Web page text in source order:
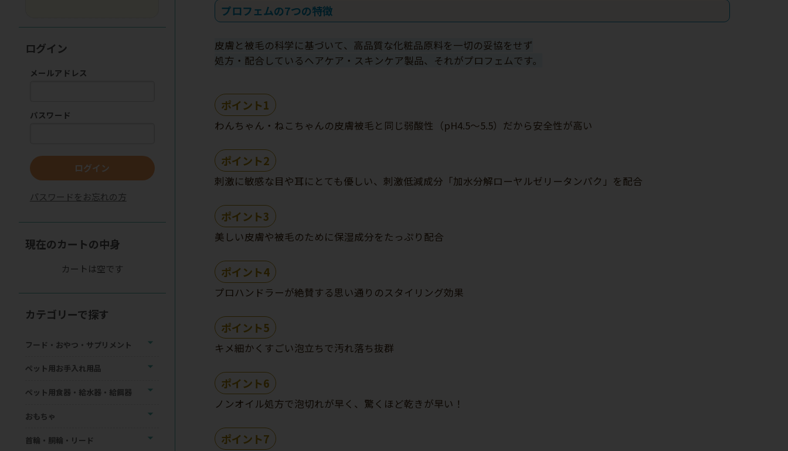
プロフェムの7つの特徴
皮膚と被毛の科学に基づいて、高品質な化粧品原料を一切の妥協をせず
処方・配合しているヘアケア・スキンケア製品、それがプロフェムです。
ポイント1
わんちゃん・ねこちゃんの皮膚被毛と同じ弱酸性（pH4.5～5.5）だから安全性が高い
ポイント2
刺激に敏感な目や耳にとても優しい、刺激低減成分「加水分解ローヤルゼリータンパク」を配合
ポイント3
美しい皮膚や被毛のために保湿成分をたっぷり配合
ポイント4
プロハンドラーが絶賛する思い通りのスタイリング効果
ポイント5
キメ細かくすごい泡立ちで汚れ落ち抜群
ポイント6
ノンオイル処方で泡切れが早く、驚くほど乾きが早い！
ポイント7
ログイン
メールアドレス
パスワード
ログイン
パスワードをお忘れの方
現在のカートの中身
カートは空です
カテゴリーで探す
フード・おやつ・サプリメント
ペット用お手入れ用品
ペット用食器・給水器・給餌器
おもちゃ
首輪・胴輪・リード